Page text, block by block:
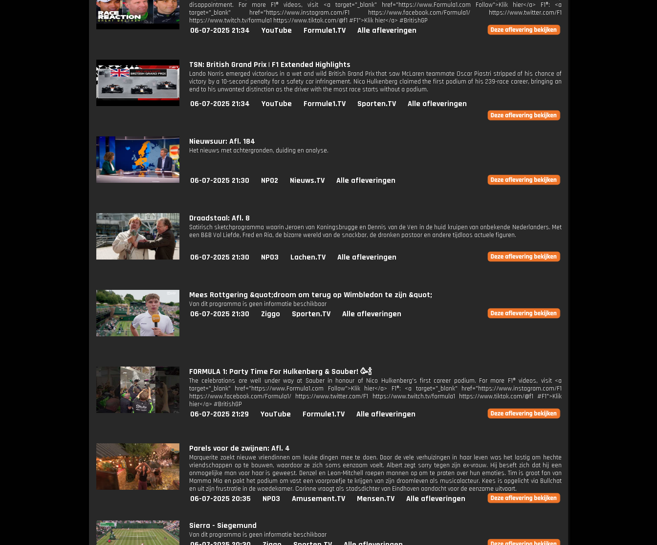
disappointment. For more F1® videos, visit <a target="_blank" href="https://www.Formula1.com Follow">Klik hier</a> F1®: <a
target="_blank" href="https://www.instagram.com/F1 https://www.facebook.com/Formula1/ https://www.twitter.com/F1
https://www.twitch.tv/formula1 https://www.tiktok.com/@f1 #F1">Klik hier</a> #BritishGP
06-07-2025 21:34 YouTube Formule1.TV Alle afleveringen
TSN: British Grand Prix | F1 Extended Highlights
Lando Norris emerged victorious in a wet and wild British Grand Prix that saw McLaren teammate Oscar Piastri stripped of his chance of
victory by a 10-second penalty for a safety car infringement. Nico Hulkenberg claimed the first podium of his 239-race career, bringing an
end to his unwanted distinction as the driver with the most race starts without a podium.
06-07-2025 21:34 YouTube Formule1.TV Sporten.TV Alle afleveringen
Nieuwsuur: Afl. 184
Het nieuws met achtergronden, duiding en analyse.
06-07-2025 21:30 NPO2 Nieuws.TV Alle afleveringen
Draadstaal: Afl. 8
Satirisch sketchprogramma waarin Jeroen van Koningsbrugge en Dennis van de Ven in de huid kruipen van onbekende Nederlanders. Met
een B&B Vol Liefde, Fred en Ria, de bizarre wereld van de snackbar, de dronken pastoor en andere tijdloos actuele figuren.
06-07-2025 21:30 NPO3 Lachen.TV Alle afleveringen
Mees Rottgering &quot;droom om terug op Wimbledon te zijn &quot;
Van dit programma is geen informatie beschikbaar
06-07-2025 21:30 Ziggo Sporten.TV Alle afleveringen
FORMULA 1: Party Time For Hulkenberg & Sauber! 🥳🍾
The celebrations are well under way at Sauber in honour of Nico Hulkenberg's first career podium. For more F1® videos, visit <a
target="_blank" href="https://www.Formula1.com Follow">Klik hier</a> F1®: <a target="_blank" href="https://www.instagram.com/F1
https://www.facebook.com/Formula1/ https://www.twitter.com/F1 https://www.twitch.tv/formula1 https://www.tiktok.com/@f1 #F1">Klik
hier</a> #BritishGP
06-07-2025 21:29 YouTube Formule1.TV Alle afleveringen
Parels voor de zwijnen: Afl. 4
Marquerite zoekt nieuwe vriendinnen om leuke dingen mee te doen. Door de vele verhuizingen in haar leven was het lastig om hechte
vriendschappen op te bouwen, waardoor ze zich soms eenzaam voelt. Albert zegt sorry tegen zijn ex-vrouw. Hij beseft zich dat hij een
onmogelijke man voor haar is geweest. Denzel en Leon-Mitchell roepen mannen op om te praten over hun emoties. Tim is groot fan van
Mamma Mia en pakt het podium om vast een voorproefje te krijgen van zijn droomleven als musicalacteur. Kees is opgelicht via Bullchat
en uit zijn frustratie in de woedekamer. Corinne vraagt als stadsdichter van Eindhoven aandacht voor de eenzame uitvaart.
06-07-2025 20:35 NPO3 Amusement.TV Mensen.TV Alle afleveringen
Sierra - Siegemund
Van dit programma is geen informatie beschikbaar